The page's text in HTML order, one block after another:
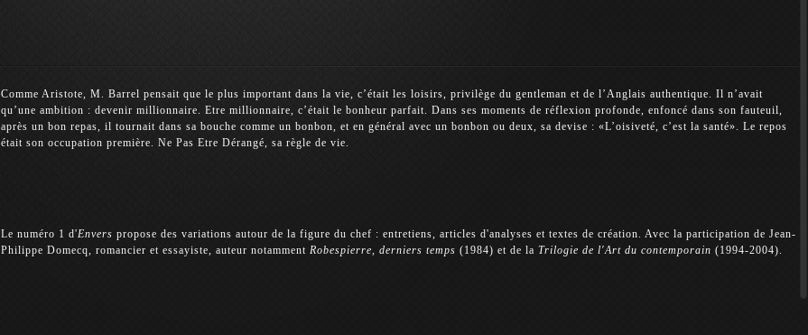
Comme Aristote, M. Barrel pensait que le plus important dans la vie, c’était les loisirs, privilège du gentleman et de l’Anglais authentique. Il n’avait
qu’une ambition : devenir millionnaire. Etre millionnaire, c’était le bonheur parfait. Dans ses moments de réflexion profonde, enfoncé dans son fauteuil,
après un bon repas, il tournait dans sa bouche comme un bonbon, et en général avec un bonbon ou deux, sa devise : «L’oisiveté, c’est la santé». Le repos
était son occupation première. Ne Pas Etre Dérangé, sa règle de vie.
Le numéro 1 d'Envers propose des variations autour de la figure du chef : entretiens, articles d'analyses et textes de création. Avec la participation de Jean-
Philippe Domecq, romancier et essayiste, auteur notamment Robespierre, derniers temps (1984) et de la Trilogie de l'Art du contemporain (1994-2004).